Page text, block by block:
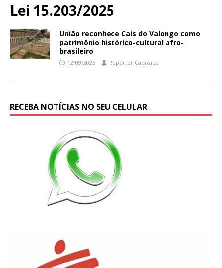
Lei 15.203/2025
União reconhece Cais do Valongo como
patrimônio histórico-cultural afro-
brasileiro
12/09/2025 Repórter Capixaba
RECEBA NOTÍCIAS NO SEU CELULAR